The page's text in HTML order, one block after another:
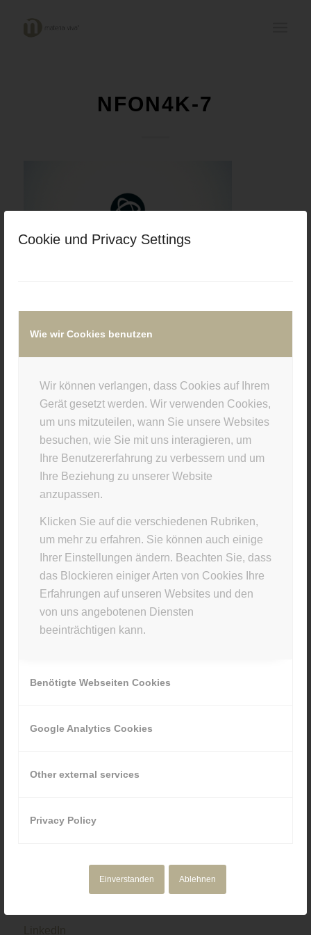
Cookie und Privacy Settings
Wie wir Cookies benutzen
Wir können verlangen, dass Cookies auf Ihrem
Gerät gesetzt werden. Wir verwenden Cookies,
um uns mitzuteilen, wann Sie unsere Websites
besuchen, wie Sie mit uns interagieren, um
Ihre Benutzererfahrung zu verbessern und um
Ihre Beziehung zu unserer Website
anzupassen.
Klicken Sie auf die verschiedenen Rubriken,
um mehr zu erfahren. Sie können auch einige
Ihrer Einstellungen ändern. Beachten Sie, dass
das Blockieren einiger Arten von Cookies Ihre
Erfahrungen auf unseren Websites und den
von uns angebotenen Diensten
beeinträchtigen kann.
Benötigte Webseiten Cookies
Google Analytics Cookies
Other external services
Privacy Policy
Einverstanden Ablehnen
NFON4K-7
8. NOVEMBER 2017
/
Eintrag teilen
STUDIO INFO
Materia Viva
Kellerstr. 43 · 81667 München
NAVIGATION
Corporate Media
Über uns